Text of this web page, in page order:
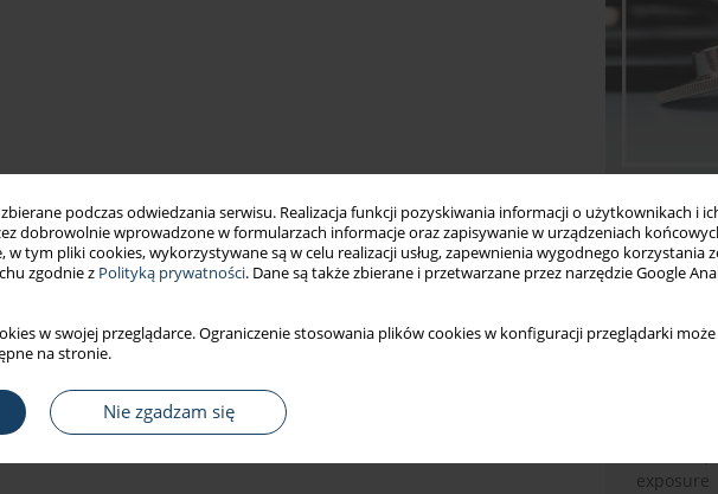
podczas odwiedzania serwisu. Realizacja funkcji pozyskiwania informacji o użytkownikach i
dobrowolnie wprowadzone w formularzach informacje oraz zapisywanie w urządzeniach
w tym pliki cookies, wykorzystywane są w celu realizacji usług, zapewnienia wygodnego korzystania
zgodnie z Polityką prywatności. Dane są także zbierane i przetwarzane przez narzędzie Google
w swojej przeglądarce. Ograniczenie stosowania plików cookies w konfiguracji przeglądarki może
na stronie.
Nie zgadzam się
Bieżący
with
fitness
exposure